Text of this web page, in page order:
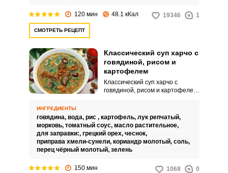
120 мин 48.1 кКал 19346 1
СМОТРЕТЬ РЕЦЕПТ
Классический суп харчо с
говядиной, рисом и
картофелем
Классический суп харчо с
говядиной, рисом и картофелем
самых популярных блюд
грузинской кухни. Традиционно
харчо готовится из говядины на
кости, но можно использовать и
другие виды мяса, такие как
ИНГРЕДИЕНТЫ
говядина, вода, рис , картофель, лук репчатый,
морковь, томатный соус, масло растительное,
для заправки:, грецкий орех, чеснок,
приправа хмели-сунели, кориандр молотый, соль,
перец чёрный молотый, зелень
150 мин 1068 0